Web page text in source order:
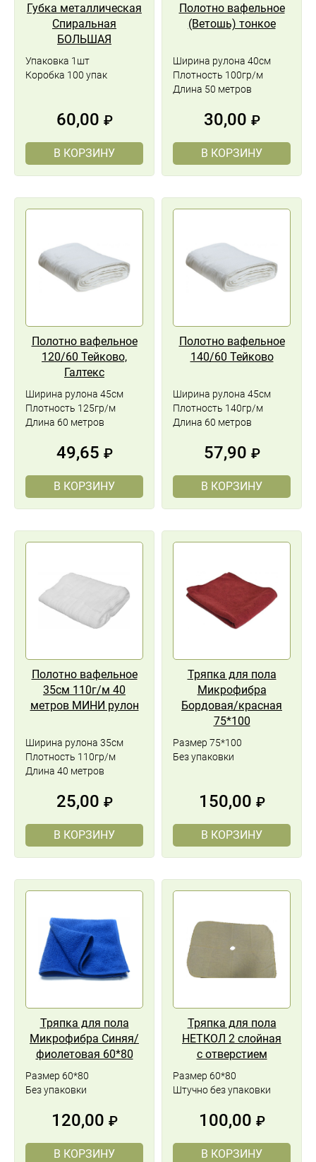
Губка металлическая
Спиральная
БОЛЬШАЯ
Упаковка 1шт
Коробка 100 упак
60,00 ₽
В КОРЗИНУ
Полотно вафельное
(Ветошь) тонкое
Ширина рулона 40см
Плотность 100гр/м
Длина 50 метров
30,00 ₽
В КОРЗИНУ
Полотно вафельное
120/60 Тейково,
Галтекс
Ширина рулона 45см
Плотность 125гр/м
Длина 60 метров
49,65 ₽
В КОРЗИНУ
Полотно вафельное
140/60 Тейково
Ширина рулона 45см
Плотность 140гр/м
Длина 60 метров
57,90 ₽
В КОРЗИНУ
Полотно вафельное
35см 110г/м 40
метров МИНИ рулон
Ширина рулона 35см
Плотность 110гр/м
Длина 40 метров
25,00 ₽
В КОРЗИНУ
Тряпка для пола
Микрофибра
Бордовая/красная
75*100
Размер 75*100
Без упаковки
150,00 ₽
В КОРЗИНУ
Тряпка для пола
Микрофибра Синяя/
фиолетовая 60*80
Размер 60*80
Без упаковки
120,00 ₽
В КОРЗИНУ
Тряпка для пола
НЕТКОЛ 2 слойная
с отверстием
Размер 60*80
Штучно без упаковки
100,00 ₽
В КОРЗИНУ